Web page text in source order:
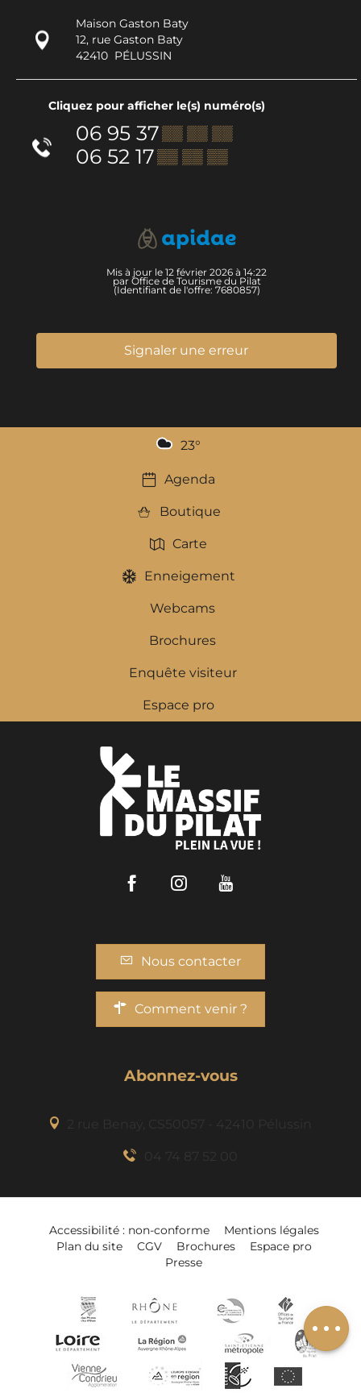
Tarifs
Ajouter à mon
séjour
Maison Gaston Baty
12, rue Gaston Baty
42410 PÉLUSSIN
Cliquez pour afficher le(s) numéro(s)
06 95 37▒▒ ▒▒ ▒▒
06 52 17▒▒ ▒▒ ▒▒
Mis à jour le 12 février 2026 à 14:22
par Office de Tourisme du Pilat
(Identifiant de l'offre: 7680857)
Signaler une erreur
23°
Agenda
Boutique
Carte
Enneigement
Webcams
Brochures
Enquête visiteur
Espace pro
FacebookInstagram
Nous contacter
Comment venir ?
Abonnez-vous
Accessibilité : non-conforme
Mentions légales
Plan du site
CGV Brochures
Espace pro
Presse